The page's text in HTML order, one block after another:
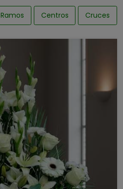
Ramos Centros Cruces